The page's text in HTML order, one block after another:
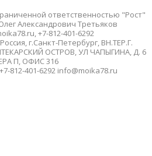
ответственностью "Рост"
Александрович Третьяков
+7-812-401-6292
г.Санкт-Петербург, ВН.ТЕР.Г.
ОСТРОВ, УЛ ЧАПЫГИНА, Д. 6
П, ОФИС 316
812-401-6292 info@moika78.ru